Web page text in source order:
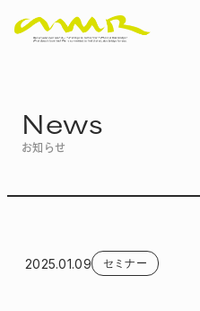
News
お知らせ
2025.01.09 セミナー